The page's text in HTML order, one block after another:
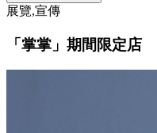
展覽,宣傳
「掌掌」期間限定店